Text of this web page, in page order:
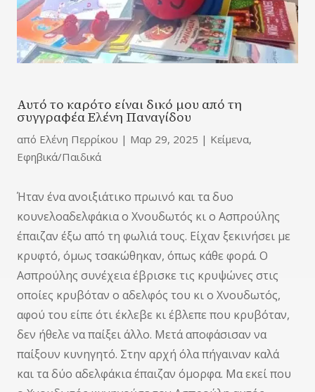
Αυτό το καρότο είναι δικό μου από τη
συγγραφέα Ελένη Παναγίδου
από Ελένη Περρίκου | Μαρ 29, 2025 | Κείμενα,
Εφηβικά/Παιδικά
Ήταν ένα ανοιξιάτικο πρωινό και τα δυο
κουνελοαδελφάκια ο Χνουδωτός κι ο Ασπρούλης
έπαιζαν έξω από τη φωλιά τους. Είχαν ξεκινήσει με
κρυφτό, όμως τσακώθηκαν, όπως κάθε φορά. Ο
Ασπρούλης συνέχεια έβρισκε τις κρυψώνες στις
οποίες κρυβόταν ο αδελφός του κι ο Χνουδωτός,
αφού του είπε ότι έκλεβε κι έβλεπε που κρυβόταν,
δεν ήθελε να παίξει άλλο. Μετά αποφάσισαν να
παίξουν κυνηγητό. Στην αρχή όλα πήγαιναν καλά
και τα δύο αδελφάκια έπαιζαν όμορφα. Μα εκεί που